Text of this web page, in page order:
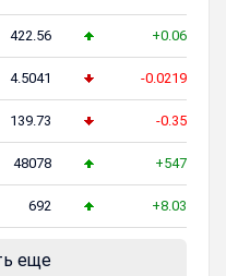
422.56 +0.06
4.5041 -0.0219
139.73 -0.35
48078 +547
692 +8.03
еще